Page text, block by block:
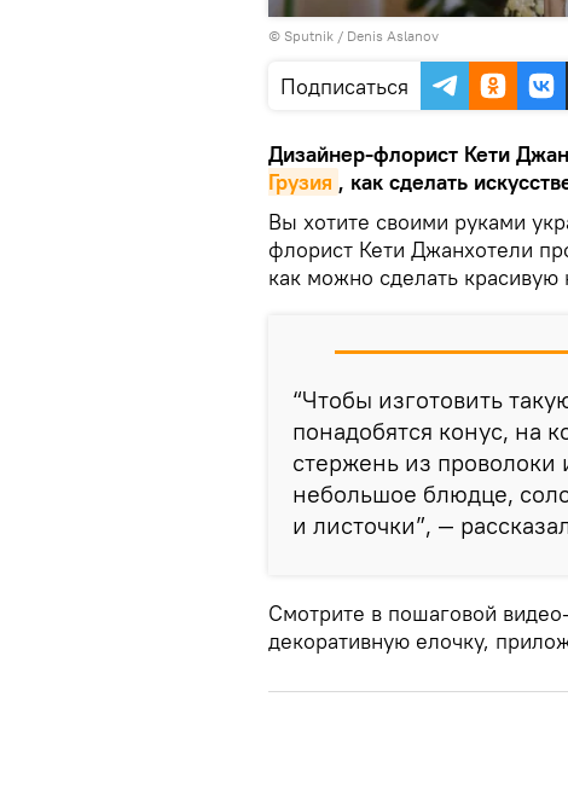
Воспроизвести
видео
© Sputnik / Denis Aslanov
Подписаться
Дизайнер-флорист Кети
Грузия , как сделать
Вы хотите своими руками
флорист Кети Джанхотели
как можно сделать
“Чтобы изготовить
понадобятся конус, на
стержень из проволоки
небольшое блюдце,
и листочки”, —
Смотрите в пошаговой
декоративную елочку,